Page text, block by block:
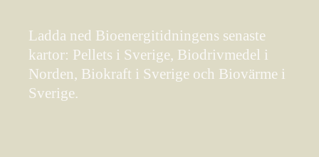
Ladda ned Bioenergitidningens senaste
kartor: Pellets i Sverige, Biodrivmedel i
Norden, Biokraft i Sverige och Biovärme i
Sverige.